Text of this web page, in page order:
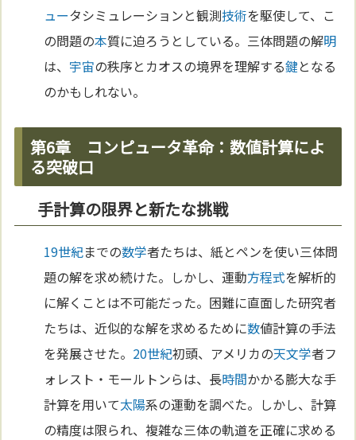
ュータシミュレーションと観測技術を駆使して、こ
の問題の本質に迫ろうとしている。三体問題の解明
は、 宇宙の秩序とカオスの境界を理解する鍵となる
のかもしれない。
第6章 コンピュータ革命：数値計算によ
る突破口
手計算の限界と新たな挑戦
19世紀までの数学者たちは、紙とペンを使い三体問
題の解を求め続けた。しかし、運動方程式を解析的
に解くことは不可能だった。困難に直面した研究者
たちは、近似的な解を求めるために数値計算の手法
を発展させた。 20世紀初頭、アメリカの天文学者フ
ォレスト・モールトンらは、長時間かかる膨大な手
計算を用いて太陽系の運動を調べた。しかし、計算
の精度は限られ、複雑な三体の軌道を正確に求める